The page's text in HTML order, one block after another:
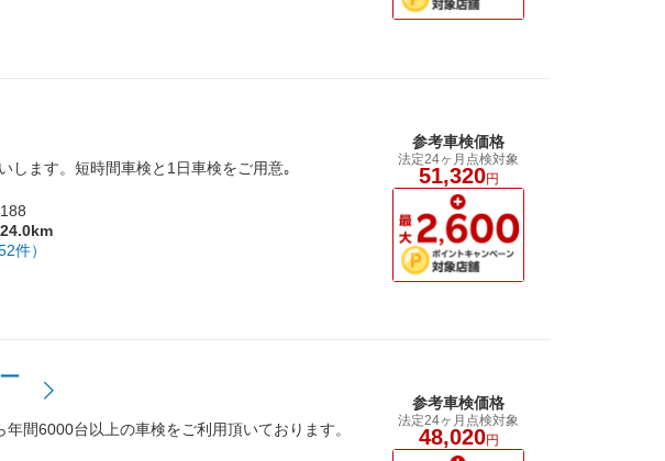
します。短時間車検と1日車検をご用意｡
件）
参考車検価格
法定24ヶ月点検対象
51,320円
間6000台以上の車検をご利用頂いております。
参考車検価格
法定24ヶ月点検対象
48,020円